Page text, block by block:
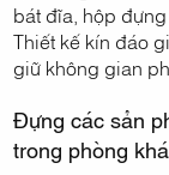
bát đĩa, hộp
Thiết kế kín đáo
giữ không gian
Đựng các sản
trong phòng